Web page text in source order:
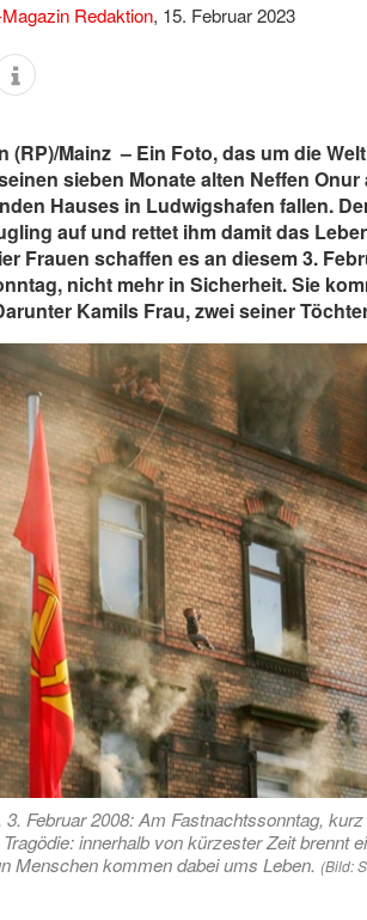
Redaktion, 15. Februar 2023
(RP)/Mainz – Ein Foto, das um die
sieben Monate alten Neffen
Hauses in Ludwigshafen fallen.
auf und rettet ihm damit das
Frauen schaffen es an diesem 3.
nicht mehr in Sicherheit. Sie
Kamils Frau, zwei seiner
3. Februar 2008: Am Fastnachtssonntag,
innerhalb von kürzester Zeit brennt
Menschen kommen dabei ums Leben. (Bild: